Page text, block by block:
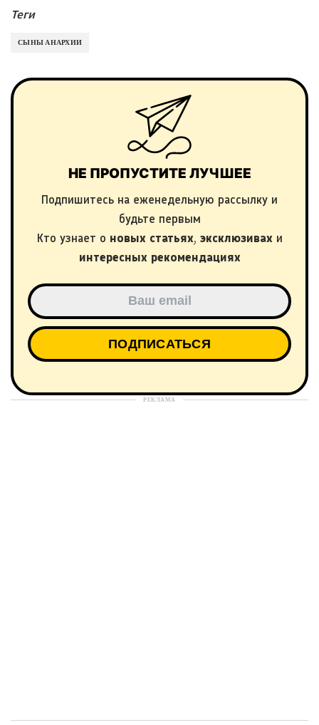
Теги
СЫНЫ АНАРХИИ
НЕ ПРОПУСТИТЕ ЛУЧШЕЕ
Подпишитесь на еженедельную рассылку и
будьте первым
Кто узнает о новых статьях, эксклюзивах и
интересных рекомендациях
РЕКЛАМА